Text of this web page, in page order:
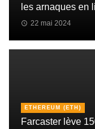
les arnaques en
22 mai 2024
ETHEREUM (ETH)
Farcaster lève